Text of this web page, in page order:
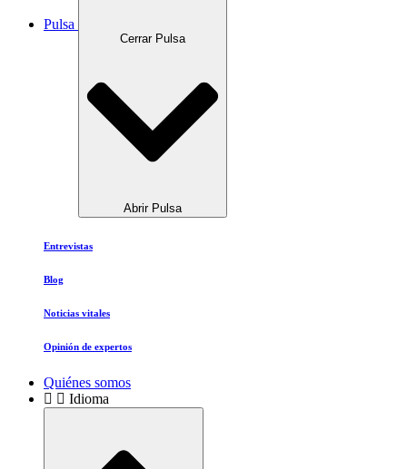
Pulsa
Cerrar Pulsa
Abrir Pulsa
Entrevistas
Blog
Noticias vitales
Opinión de expertos
Quiénes somos
Idioma